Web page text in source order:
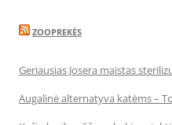
ZOOPREKĖS
Geriausias Josera maistas
Augalinė alternatyva katėms –